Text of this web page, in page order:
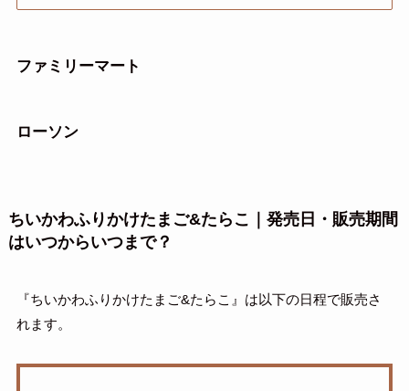
ファミリーマート
ローソン
ちいかわふりかけたまご&たらこ｜発売日・販売期間
はいつからいつまで？
『ちいかわふりかけたまご&たらこ』は以下の日程で販売さ
れます。